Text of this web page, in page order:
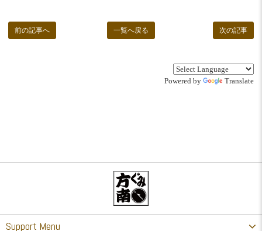
次の記事
一覧へ戻る
前の記事へ
Powered by Translate
Support Menu